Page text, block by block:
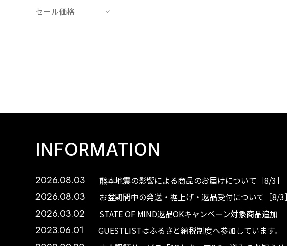
セール価格
INFORMATION
2026.08.03 熊本地震の影響による商品のお届けについて［8/3］
2026.08.03 お盆期間中の発送・裾上げ・返品受付について［8/3］
2026.03.02 STATE OF MIND返品OKキャンペーン対象商品追加
2023.06.01 GUESTLISTはふるさと納税制度へ参加しています。